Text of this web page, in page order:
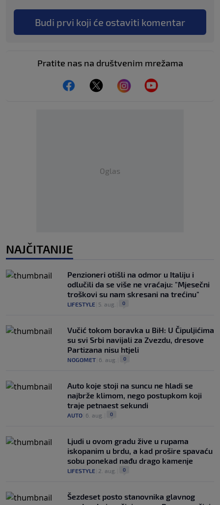
Budi prvi koji će ostaviti komentar
Pratite nas na društvenim mrežama
Oglas
NAJČITANIJE
Penzioneri otišli na odmor u Italiju i
odlučili da se više ne vraćaju: "Mjesečni
troškovi su nam skresani na trećinu"
LIFESTYLE 5. aug. 0
Vučić tokom boravka u BiH: U Čipuljićima
su svi Srbi navijali za Zvezdu, dresove
Partizana nisu htjeli
NOGOMET 6. aug. 0
Auto koje stoji na suncu ne hladi se
najbrže klimom, nego postupkom koji
traje petnaest sekundi
AUTO 6. aug. 0
Ljudi u ovom gradu žive u rupama
iskopanim u brdu, a kad prošire spavaću
sobu ponekad nađu drago kamenje
LIFESTYLE 2. aug. 0
Šezdeset posto stanovnika glavnog